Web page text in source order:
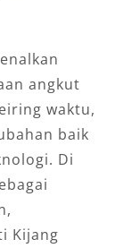
angkut
waktu,
baik
Di
Kijang